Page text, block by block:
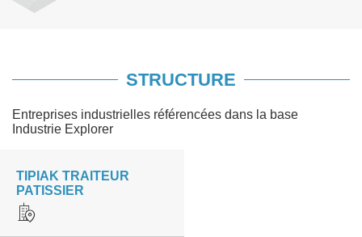
STRUCTURE
Entreprises industrielles référencées dans la base
Industrie Explorer
TIPIAK TRAITEUR
PATISSIER